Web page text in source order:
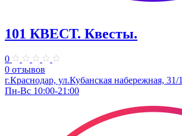
101 КВЕСТ. Квесты.
0
0 отзывов
​г.Краснодар, ул.Кубанская набережная, 31/1
Пн-Вс 10:00-21:00